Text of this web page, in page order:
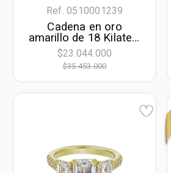
Ref. 0510001239
Cadena en oro
amarillo de 18 Kilates,
Grumette, 60 cm. de
largo, 9 mm. de ancho
$23.044.000
$35.453.000